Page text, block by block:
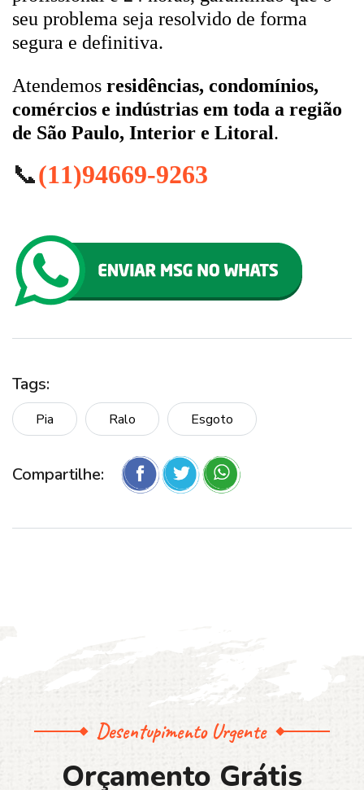
seu problema seja resolvido de forma
segura e definitiva.
Atendemos residências, condomínios,
comércios e indústrias em toda a região
de São Paulo, Interior e Litoral.
📞(11)94669-9263
Tags:
Pia Ralo Esgoto
Compartilhe:
Desentupimento Urgente
Orçamento Grátis